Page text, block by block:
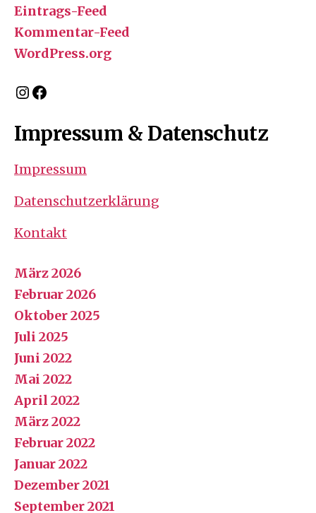
Eintrags-Feed
Kommentar-Feed
WordPress.org
Instagram
Facebook
Impressum & Datenschutz
Impressum
Datenschutzerklärung
Kontakt
März 2026
Februar 2026
Oktober 2025
Juli 2025
Juni 2022
Mai 2022
April 2022
März 2022
Februar 2022
Januar 2022
Dezember 2021
September 2021